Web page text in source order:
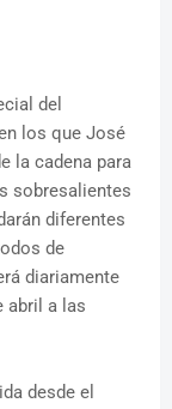
del
los que José
la cadena para
sobresalientes
diferentes
de
diariamente
abril a las
desde el